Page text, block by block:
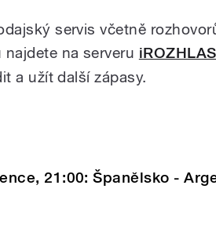
servis včetně
na serveru
a užít další zápasy.
21:00: Španělsko -